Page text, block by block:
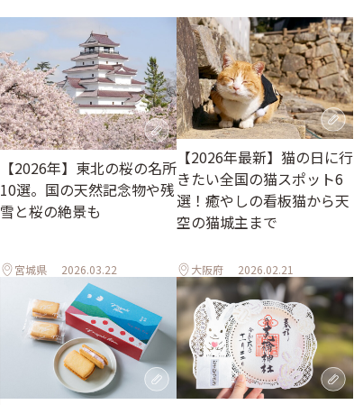
【2026年】東北の桜の名所
10選。国の天然記念物や残
雪と桜の絶景も
宮城県 2026.03.22
【2026年最新】猫の日に行
きたい全国の猫スポット6
選！癒やしの看板猫から天
空の猫城主まで
大阪府 2026.02.21